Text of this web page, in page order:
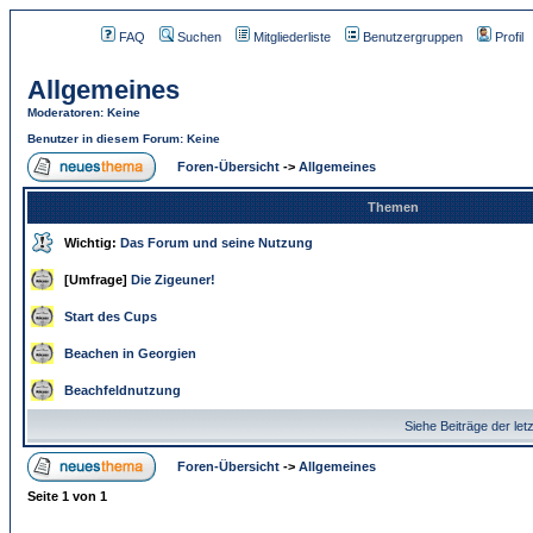
FAQ Suchen Mitgliederliste Benutzergruppen Profil
Allgemeines
Moderatoren: Keine
Benutzer in diesem Forum: Keine
Foren-Übersicht -> Allgemeines
Themen
Wichtig: Das Forum und seine Nutzung
[Umfrage] Die Zigeuner!
Start des Cups
Beachen in Georgien
Beachfeldnutzung
Siehe Beiträge der
Foren-Übersicht -> Allgemeines
Seite 1 von 1